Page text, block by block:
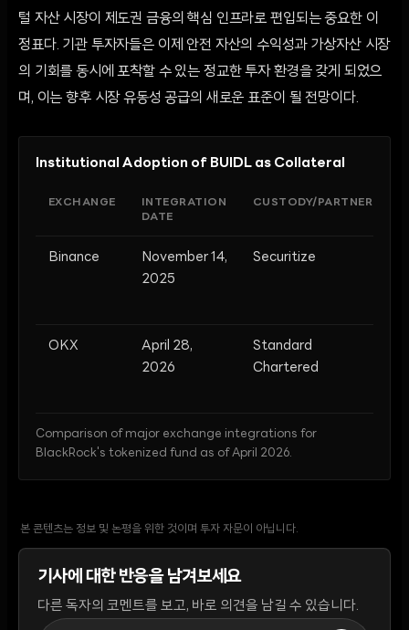
털 자산 시장이 제도권 금융의 핵심 인프라로 편입되는 중요한 이
정표다. 기관 투자자들은 이제 안전 자산의 수익성과 가상자산 시장
의 기회를 동시에 포착할 수 있는 정교한 투자 환경을 갖게 되었으
며, 이는 향후 시장 유동성 공급의 새로운 표준이 될 전망이다.
Institutional Adoption of BUIDL as Collateral
EXCHANGE
INTEGRATION
DATE
CUSTODY/PARTNER
Binance
November 14,
2025
Securitize
OKX
April 28,
2026
Standard
Chartered
Comparison of major exchange integrations for
BlackRock's tokenized fund as of April 2026.
본 콘텐츠는 정보 및 논평을 위한 것이며 투자 자문이 아닙니다.
기사에 대한 반응을 남겨보세요
다른 독자의 코멘트를 보고, 바로 의견을 남길 수 있습니다.